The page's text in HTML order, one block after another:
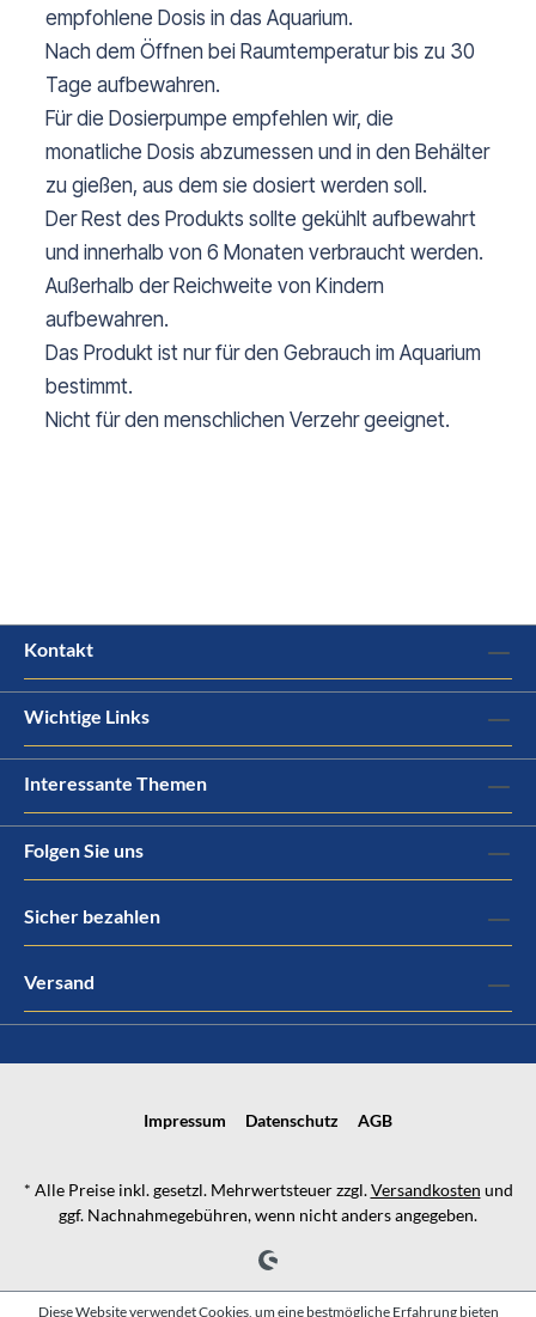
empfohlene Dosis in das Aquarium.
Nach dem Öffnen bei Raumtemperatur bis zu 30
Tage aufbewahren.
Für die Dosierpumpe empfehlen wir, die
monatliche Dosis abzumessen und in den Behälter
zu gießen, aus dem sie dosiert werden soll.
Der Rest des Produkts sollte gekühlt aufbewahrt
und innerhalb von 6 Monaten verbraucht werden.
Außerhalb der Reichweite von Kindern
aufbewahren.
Das Produkt ist nur für den Gebrauch im Aquarium
bestimmt.
Nicht für den menschlichen Verzehr geeignet.
Kontakt
Wichtige Links
Interessante Themen
Folgen Sie uns
Sicher bezahlen
Versand
Impressum Datenschutz AGB
* Alle Preise inkl. gesetzl. Mehrwertsteuer zzgl.Versandkosten und
ggf. Nachnahmegebühren, wenn nicht anders angegeben.
Diese Website verwendet Cookies, um eine bestmögliche Erfahrung bieten